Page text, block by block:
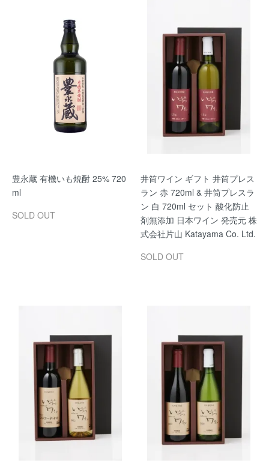
豊永蔵 有機いも焼酎 25% 720
ml
SOLD OUT
井筒ワイン ギフト 井筒プレス
ラン 赤 720ml & 井筒プレスラ
ン 白 720ml セット 酸化防止
剤無添加 日本ワイン 発売元 株
式会社片山 Katayama Co. Ltd.
SOLD OUT